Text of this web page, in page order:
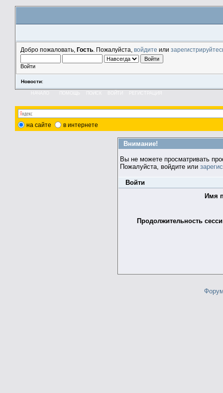
Добро пожаловать, Гость . Пожалуйста, войдите или
Войти
Новости:
ПОМОЩЬ РЕГИСТРАЦИЯ
на сайте в интернете
Внимание!
Вы не можете просматривать
Пожалуйста, войдите или
Войти
Имя
Продолжительность